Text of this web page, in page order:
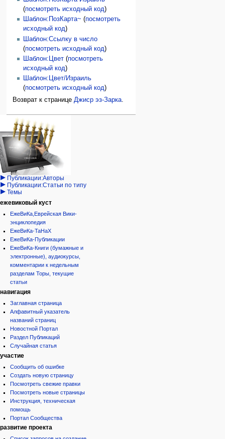
(посмотреть исходный код)
Шаблон:ПозКарта~ (посмотреть
исходный код)
Шаблон:Ссылку в число
(посмотреть исходный код)
Шаблон:Цвет(посмотреть
исходный код)
Шаблон:Цвет/Израиль
(посмотреть исходный код)
Возврат к страницеДжиср эз-Зарка.
Навигация
персональные инструменты
войти
запрос
учётной
записи
категории
Израиль:Страна и
государство
Иудаизм
Народ
Проекты
Проекты/Участники/
дополнения
Публикации:Авторы
Публикации:Статьи по типу
Темы
ежевиковый куст
ЕжеВиКа,Еврейская Вики-
энциклопедия
ЕжеВиКа-ТаНаХ
ЕжеВиКа-Публикации
ЕжеВиКа-Книги (бумажные и
электронные), аудиокурсы,
комментарии к недельным
разделам Торы, текущие
статьи
навигация
Заглавная страница
Алфавитный указатель
названий страниц
Новостной Портал
Раздел Публикаций
Случайная статья
участие
Сообщить об ошибке
Создать новую страницу
Посмотреть свежие правки
Посмотреть новые страницы
Инструкция, техническая
помощь
Портал Сообщества
развитие проекта